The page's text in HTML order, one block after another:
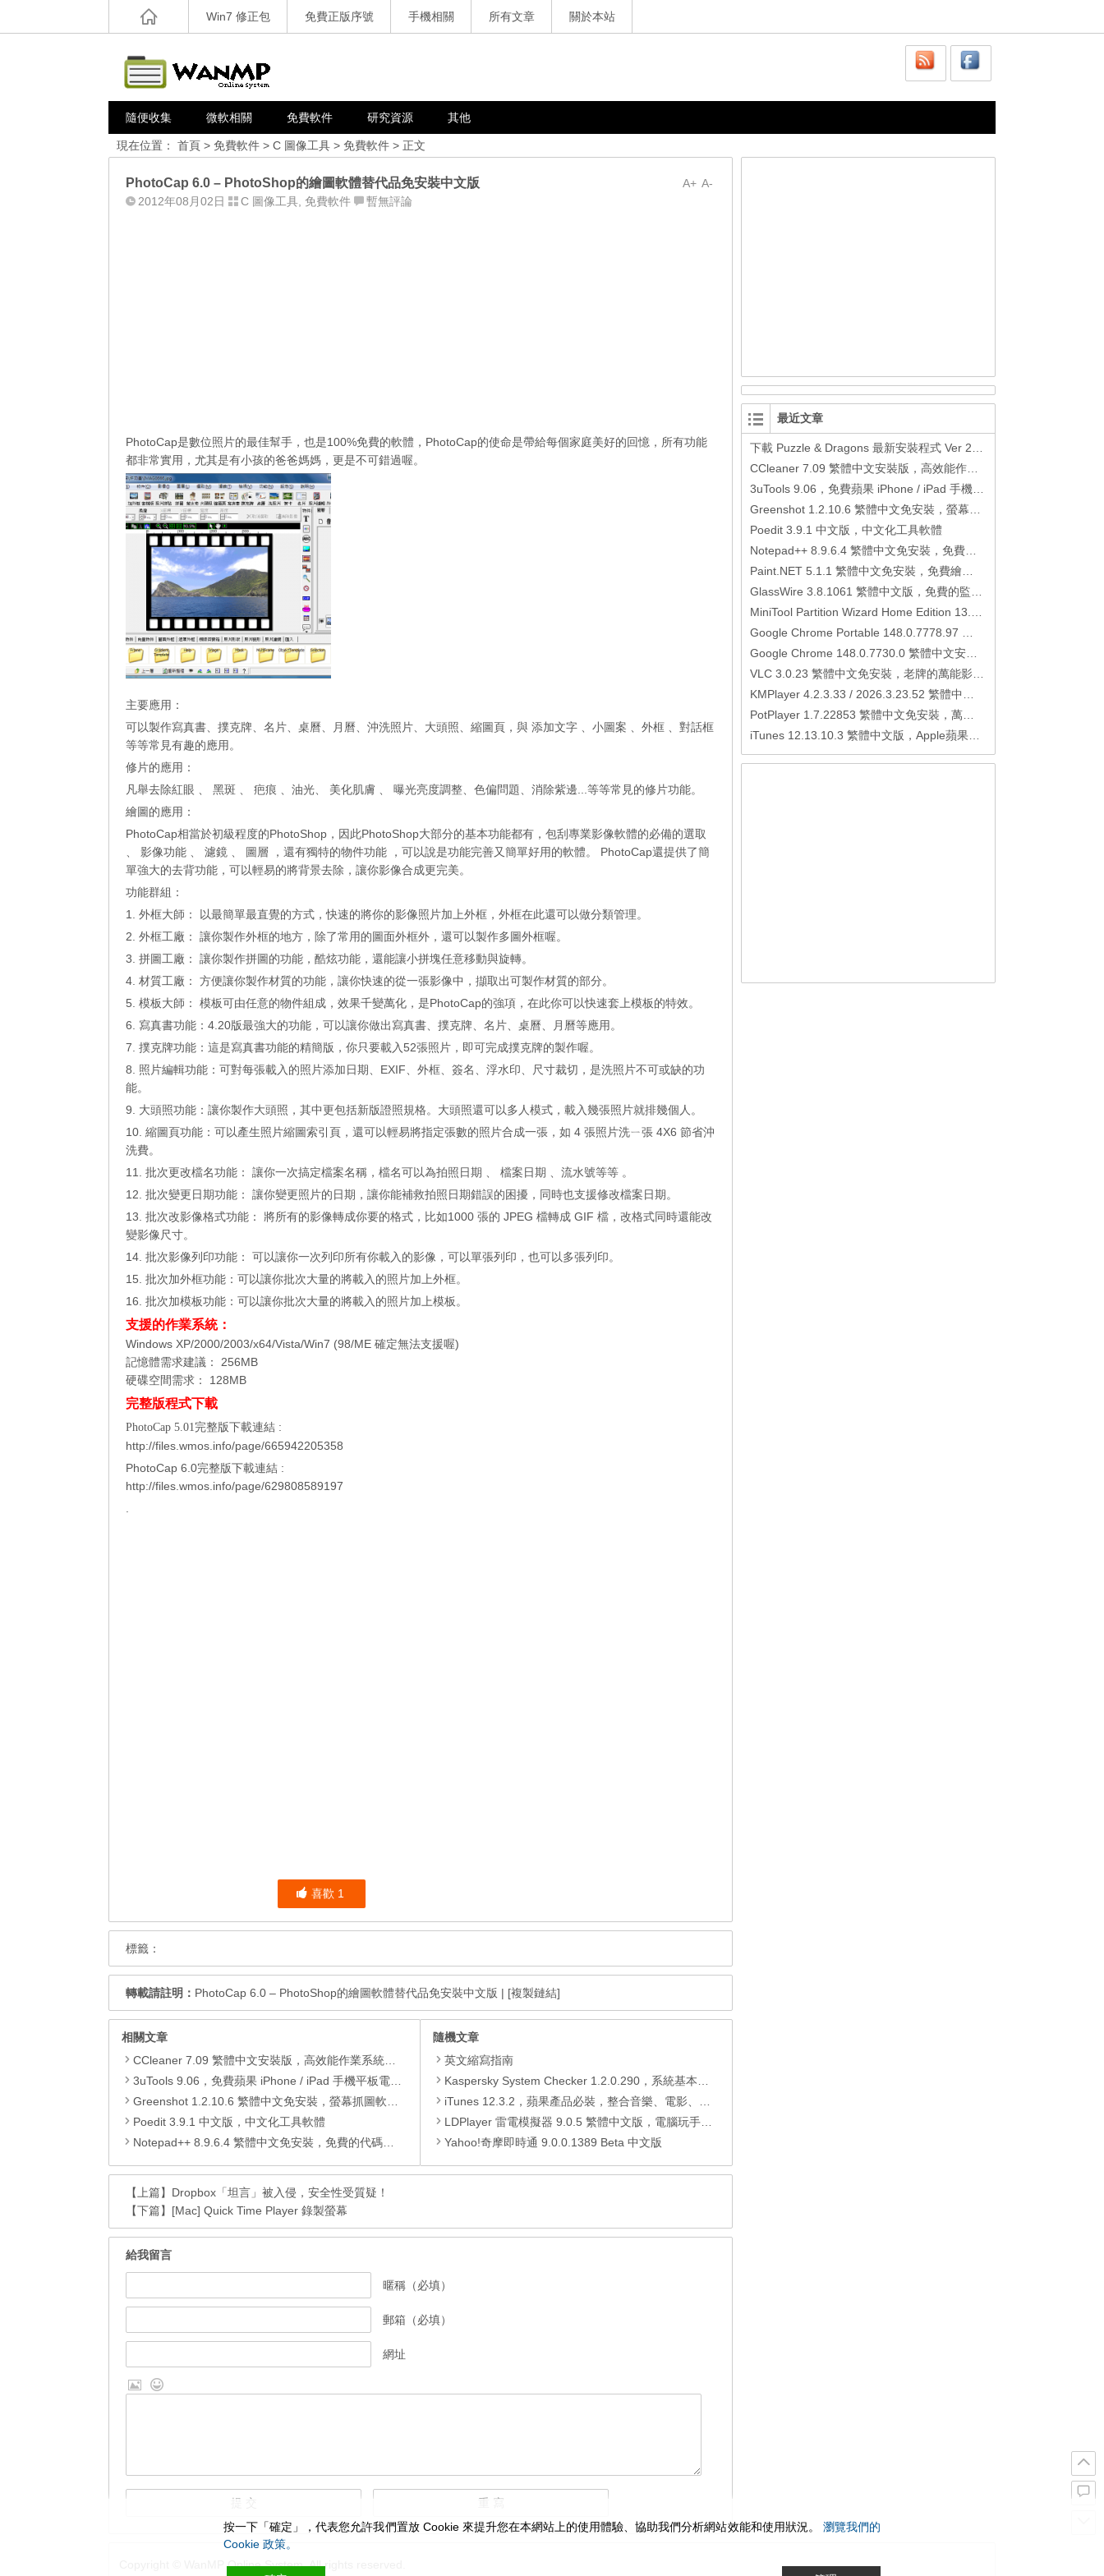
Win7 修正包 免費正版序號 手機相關 所有文章 關於本站
隨便收集 微軟相關 免費軟件 研究資源 其他
現在位置： 首頁 > 免費軟件 > C 圖像工具 > 免費軟件 > 正文
A-
A+
PhotoCap 6.0 – PhotoShop的繪圖軟體替代品免安裝中文版
2012年08月02日 C 圖像工具 免費軟件 暫無評論
PhotoCap是數位照片的最佳幫手，也是100%免費的軟體，PhotoCap的使命是帶給每個家庭美好的回憶，所有功能
都非常實用，尤其是有小孩的爸爸媽媽，更是不可錯過喔。
主要應用：
可以製作寫真書、撲克牌、名片、桌曆、月曆、沖洗照片、大頭照、縮圖頁，與 添加文字 、小圖案 、外框 、對話框
等等常見有趣的應用。
修片的應用：
凡舉去除紅眼 、 黑斑 、 疤痕 、油光、 美化肌膚 、 曝光亮度調整、色偏問題、消除紫邊...等等常見的修片功能。
繪圖的應用：
PhotoCap相當於初級程度的PhotoShop，因此PhotoShop大部分的基本功能都有，包刮專業影像軟體的必備的選取
、 影像功能 、 濾鏡 、 圖層 ，還有獨特的物件功能 ，可以說是功能完善又簡單好用的軟體。 PhotoCap還提供了簡
單強大的去背功能，可以輕易的將背景去除，讓你影像合成更完美。
功能群組：
1. 外框大師： 以最簡單最直覺的方式，快速的將你的影像照片加上外框，外框在此還可以做分類管理。
2. 外框工廠： 讓你製作外框的地方，除了常用的圖面外框外，還可以製作多圖外框喔。
3. 拼圖工廠： 讓你製作拼圖的功能，酷炫功能，還能讓小拼塊任意移動與旋轉。
4. 材質工廠： 方便讓你製作材質的功能，讓你快速的從一張影像中，擷取出可製作材質的部分。
5. 模板大師： 模板可由任意的物件組成，效果千變萬化，是PhotoCap的強項，在此你可以快速套上模板的特效。
6. 寫真書功能：4.20版最強大的功能，可以讓你做出寫真書、撲克牌、名片、桌曆、月曆等應用。
7. 撲克牌功能：這是寫真書功能的精簡版，你只要載入52張照片，即可完成撲克牌的製作喔。
8. 照片編輯功能：可對每張載入的照片添加日期、EXIF、外框、簽名、浮水印、尺寸裁切，是洗照片不可或缺的功
能。
9. 大頭照功能：讓你製作大頭照，其中更包括新版證照規格。大頭照還可以多人模式，載入幾張照片就排幾個人。
10. 縮圖頁功能：可以產生照片縮圖索引頁，還可以輕易將指定張數的照片合成一張，如 4 張照片洗ㄧ張 4X6 節省沖
洗費。
11. 批次更改檔名功能： 讓你一次搞定檔案名稱，檔名可以為拍照日期 、 檔案日期 、流水號等等 。
12. 批次變更日期功能： 讓你變更照片的日期，讓你能補救拍照日期錯誤的困擾，同時也支援修改檔案日期。
13. 批次改影像格式功能： 將所有的影像轉成你要的格式，比如1000 張的 JPEG 檔轉成 GIF 檔，改格式同時還能改
變影像尺寸。
14. 批次影像列印功能： 可以讓你一次列印所有你載入的影像，可以單張列印，也可以多張列印。
15. 批次加外框功能：可以讓你批次大量的將載入的照片加上外框。
16. 批次加模板功能：可以讓你批次大量的將載入的照片加上模板。
支援的作業系統：
Windows XP/2000/2003/x64/Vista/Win7 (98/ME 確定無法支援喔)
記憶體需求建議： 256MB
硬碟空間需求： 128MB
完整版程式下載
PhotoCap 5.01完整版下載連結 :
http://files.wmos.info/page/665942205358
PhotoCap 6.0完整版下載連結 :
http://files.wmos.info/page/629808589197
喜歡 1
標籤：
轉載請註明： PhotoCap 6.0 – PhotoShop的繪圖軟體替代品免安裝中文版 | [複製鏈結]
相關文章
CCleaner 7.09 繁體中文安裝版，高效能作業系統清理軟體
3uTools 9.06，免費蘋果 iPhone / iPad 手機平板電腦管理備份還原軟體
Greenshot 1.2.10.6 繁體中文免安裝，螢幕抓圖軟體，1.3.315 安裝版
Poedit 3.9.1 中文版，中文化工具軟體
Notepad++ 8.9.6.4 繁體中文免安裝，免費的代碼編輯器
隨機文章
英文縮寫指南
Kaspersky System Checker 1.2.0.290，系統基本安全檢查工具
iTunes 12.3.2，蘋果產品必裝，整合音樂、電影、APP及備份回復系統
LDPlayer 雷電模擬器 9.0.5 繁體中文版，電腦玩手遊的必備模擬器
Yahoo!奇摩即時通 9.0.0.1389 Beta 中文版
【上篇】 Dropbox「坦言」被入侵，安全性受質疑！
【下篇】 [Mac] Quick Time Player 錄製螢幕
給我留言
暱稱（必填）
郵箱（必填）
網址
最近文章
Poedit 3.9.1 中文版，中文化工具軟體
Copyright © WanMP Online System. All rights reserved.
按一下「確定」，代表您允許我們置放 Cookie 來提升您在本網站上的使用體驗、協助我們分析網站效能和使用狀況。 瀏覽我們的
Cookie 政策。